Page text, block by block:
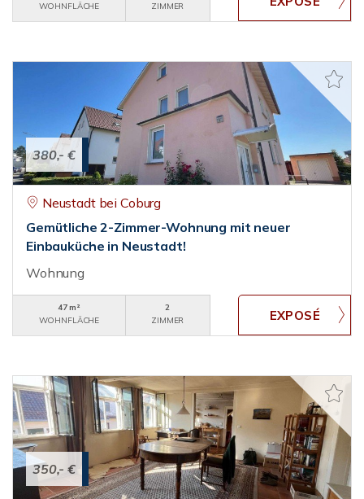
WOHNFLÄCHE
ZIMMER
380,- €
Neustadt bei Coburg
Gemütliche 2-Zimmer-Wohnung mit neuer
Einbauküche in Neustadt!
Wohnung
47 m²
WOHNFLÄCHE
2
ZIMMER
350,- €